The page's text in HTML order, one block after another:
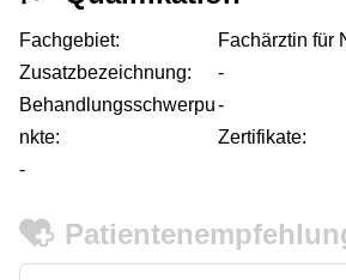
Fachgebiet:
Fachärztin für
Zusatzbezeichnung:
-
Behandlungsschwerpu
nkte:
-
Zertifikate:
-